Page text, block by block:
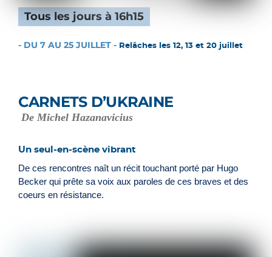
Tous les jours à 16h15
- DU 7 AU 25 JUILLET - Relâches les 12, 13 et 20 juillet
CARNETS D’UKRAINE
De Michel Hazanavicius
Un seul-en-scène vibrant
De ces rencontres naît un récit touchant porté par Hugo
Becker qui prête sa voix aux paroles de ces braves et des
coeurs en résistance.